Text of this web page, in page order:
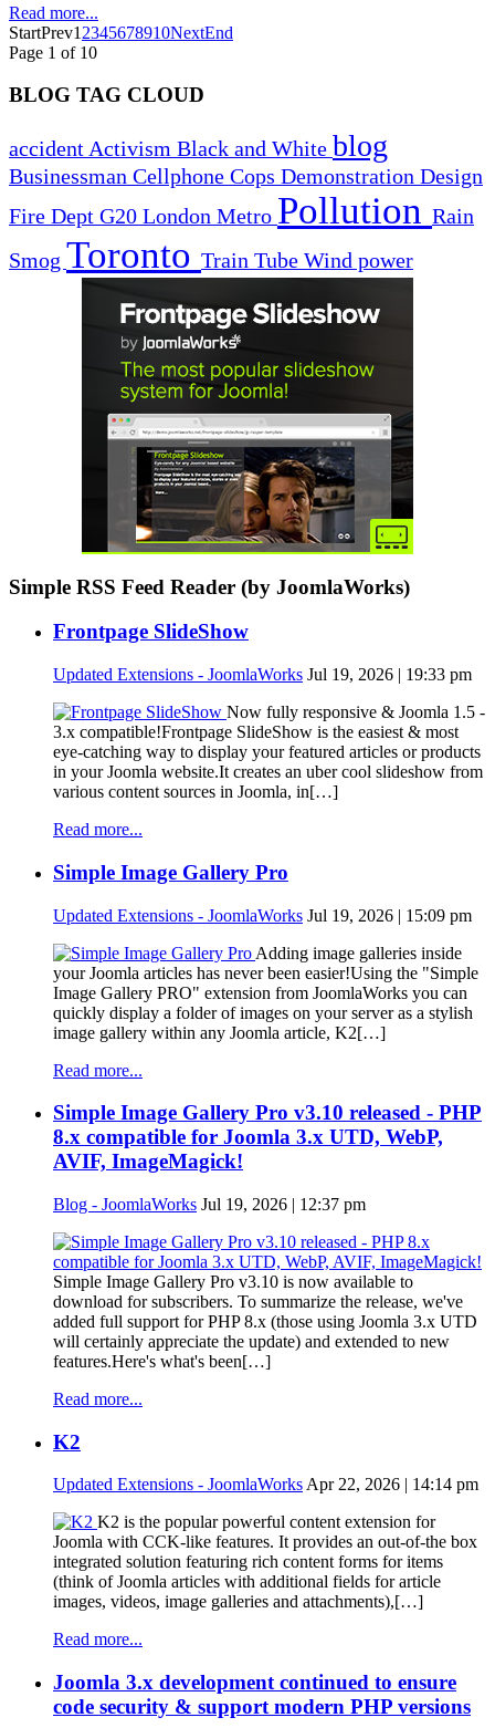
Read more...
StartPrev1 2345678910NextEnd
Page 1 of 10
BLOG TAG CLOUD
accident Activism Black and White blog
Businessman Cellphone Cops Demonstration Design
Fire Dept G20 London Metro Pollution Rain
Smog Toronto Train Tube Wind power
Simple RSS Feed Reader (by JoomlaWorks)
Frontpage SlideShow
Updated Extensions - JoomlaWorks Jul 19, 2026 | 19:33 pm
Now fully responsive & Joomla 1.5 -
3.x compatible!Frontpage SlideShow is the easiest & most
eye-catching way to display your featured articles or products
in your Joomla website.It creates an uber cool slideshow from
various content sources in Joomla, in[…]
Read more...
Simple Image Gallery Pro
Updated Extensions - JoomlaWorks Jul 19, 2026 | 15:09 pm
Adding image galleries inside
your Joomla articles has never been easier!Using the "Simple
Image Gallery PRO" extension from JoomlaWorks you can
quickly display a folder of images on your server as a stylish
image gallery within any Joomla article, K2[…]
Read more...
Simple Image Gallery Pro v3.10 released - PHP
8.x compatible for Joomla 3.x UTD, WebP,
AVIF, ImageMagick!
Blog - JoomlaWorks Jul 19, 2026 | 12:37 pm
Simple Image Gallery Pro v3.10 is now available to
download for subscribers. To summarize the release, we've
added full support for PHP 8.x (those using Joomla 3.x UTD
will certainly appreciate the update) and extended to new
features.Here's what's been[…]
Read more...
K2
Updated Extensions - JoomlaWorksApr 22, 2026 | 14:14 pm
K2 is the popular powerful content extension for
Joomla with CCK-like features. It provides an out-of-the box
integrated solution featuring rich content forms for items
(think of Joomla articles with additional fields for article
images, videos, image galleries and attachments),[…]
Read more...
Joomla 3.x development continued to ensure
code security & support modern PHP versions